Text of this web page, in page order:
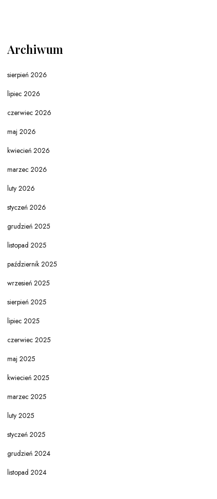
Archiwum
sierpień 2026
lipiec 2026
czerwiec 2026
maj 2026
kwiecień 2026
marzec 2026
luty 2026
styczeń 2026
grudzień 2025
listopad 2025
październik 2025
wrzesień 2025
sierpień 2025
lipiec 2025
czerwiec 2025
maj 2025
kwiecień 2025
marzec 2025
luty 2025
styczeń 2025
grudzień 2024
listopad 2024